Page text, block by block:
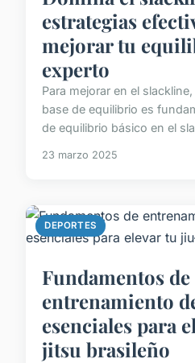
estrategias
mejorar tu
experto
Para mejorar en el
base de equilibrio es
de equilibrio básico en el
23 marzo 2025
DEPORTES
Fundamentos de
entrenamiento
esenciales para
jitsu brasileño